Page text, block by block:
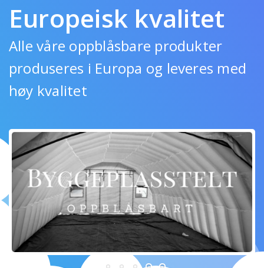
Europeisk kvalitet
Alle våre oppblåsbare produkter
produseres i Europa og leveres med
høy kvalitet